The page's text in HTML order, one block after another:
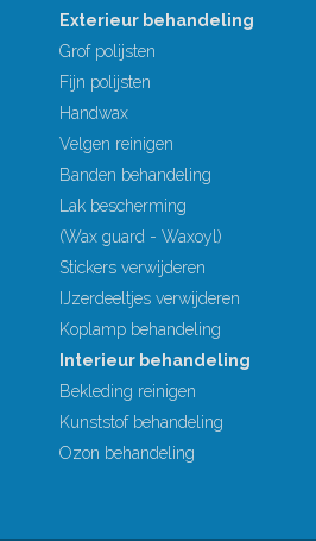
Exterieur behandeling
Grof polijsten
Fijn polijsten
Handwax
Velgen reinigen
Banden behandeling
Lak bescherming
(Wax guard - Waxoyl)
Stickers verwijderen
IJzerdeeltjes verwijderen
Koplamp behandeling
Interieur behandeling
Bekleding reinigen
Kunststof behandeling
Ozon behandeling